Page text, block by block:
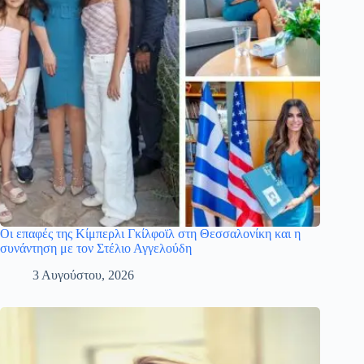
Οι επαφές της Κίμπερλι Γκίλφοϊλ στη Θεσσαλονίκη και η
συνάντηση με τον Στέλιο Αγγελούδη
3 Αυγούστου, 2026